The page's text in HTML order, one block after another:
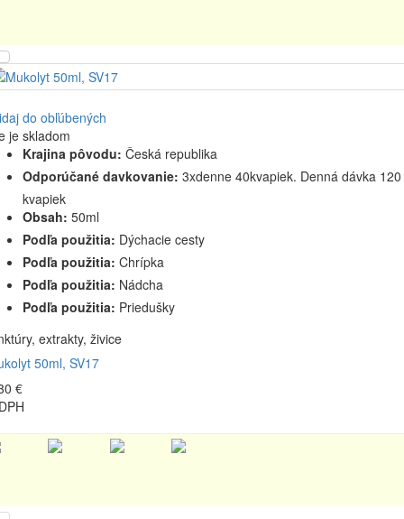
do obľúbených
je skladom
Krajina pôvodu: Česká republika
Odporúčané davkovanie: 3xdenne 40kvapiek. Denná dávka 120
kvapiek
Obsah: 50ml
Podľa použitia: Dýchacie cesty
Podľa použitia: Chrípka
Podľa použitia: Nádcha
Podľa použitia: Priedušky
extrakty, živice
50ml, SV17
€